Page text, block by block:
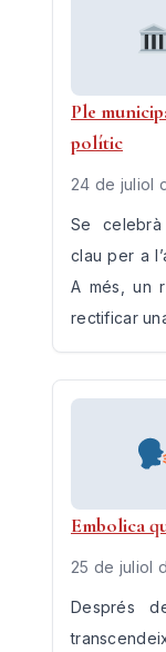
Ple
polític
24 de juliol
Se celebrà
clau per a
A més, un
rectificar
Embolica
25 de juliol
Després